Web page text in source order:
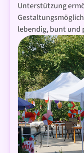
Unterstützung
lebendig, bunt und